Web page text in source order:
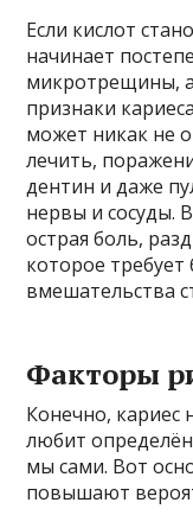
Если кислот
начинает
микротрещины,
признаки
может никак не
лечить,
дентин и даже
нервы и сосуды.
острая боль,
которое требует
вмешательства
Факторы
Конечно, кариес
любит
мы сами. Вот
повышают